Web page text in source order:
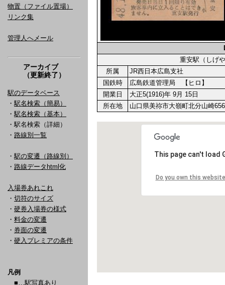
物置（ファイル置場）
リンク集
管理人へメール
アーカイブ
（更新終了）
駅のデータベース
・ 駅名検索（簡易）
・ 駅名検索（基本）
・駅名検索（詳細）
・ 路線別一覧
・ 駅の変遷（路線別）
・ 路線データhtml化
入場券あれこれ
・ 切符のサイズ
・ 硬券入場券の様式
・ 料金の変遷
・ 券面の変遷
・ 硬入プレミアの条件
凡例
■…駅写真あり
重安駅（し
所属
JR西日本広島支社
国鉄時
広島鉄道管理局 【ヒロ】
開業日
大正5(1916)年 9月 15日
所在地
山口県美祢市大嶺町北分山崎656